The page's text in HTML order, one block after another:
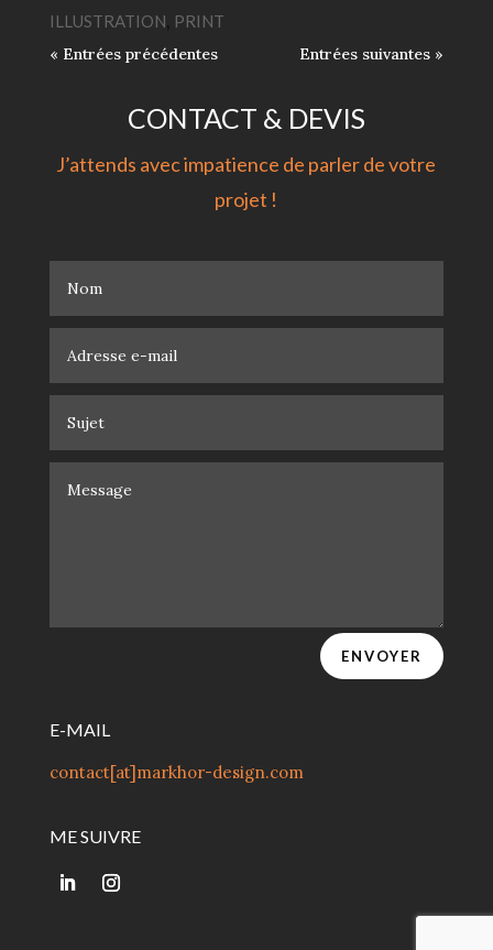
ILLUSTRATION PRINT
« Entrées précédentes
Entrées suivantes »
CONTACT & DEVIS
J’attends avec impatience de parler de votre
projet !
ENVOYER
E-MAIL
contact[at]markhor-design.com
ME SUIVRE